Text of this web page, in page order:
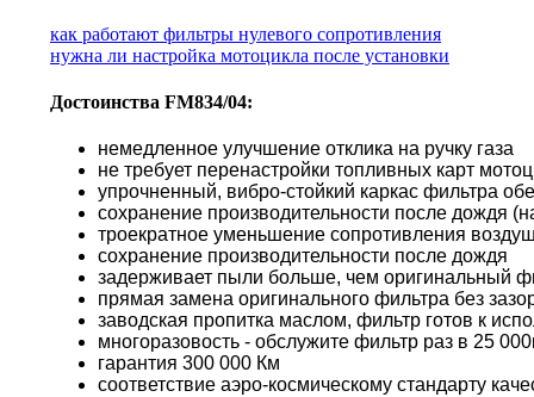
как работают фильтры нулевого сопротивления
нужна ли настройка мотоцикла после установки
Достоинства FM834/04:
немедленное улучшение отклика на ручку газа
не требует перенастройки топливных карт
упрочненный, вибро-стойкий каркас фильтра
сохранение производительности после дождя
троекратное уменьшение сопротивления
сохранение производительности после дождя
задерживает пыли больше, чем оригинальный
прямая замена оригинального фильтра без
заводская пропитка маслом, фильтр готов к
многоразовость - обслужите фильтр раз в 25
гарантия 300 000 Км
соответствие аэро-космическому стандарту